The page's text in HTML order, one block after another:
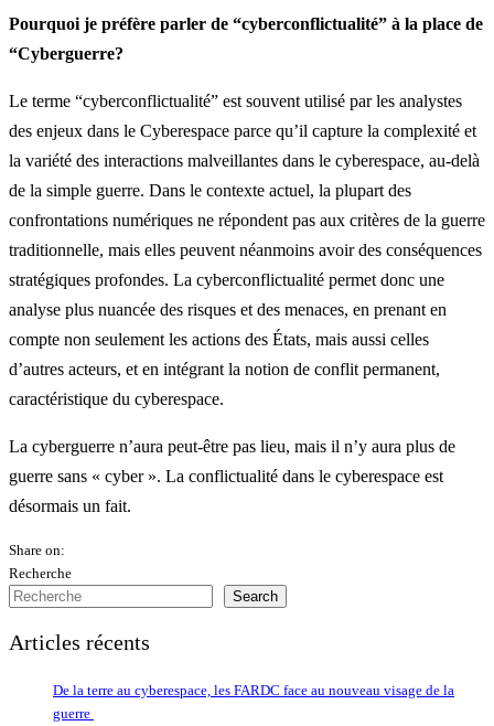
Pourquoi je préfère parler de “cyberconflictualité” à la place de
“Cyberguerre?
Le terme “cyberconflictualité” est souvent utilisé par les analystes
des enjeux dans le Cyberespace parce qu’il capture la complexité et
la variété des interactions malveillantes dans le cyberespace, au-delà
de la simple guerre. Dans le contexte actuel, la plupart des
confrontations numériques ne répondent pas aux critères de la guerre
traditionnelle, mais elles peuvent néanmoins avoir des conséquences
stratégiques profondes. La cyberconflictualité permet donc une
analyse plus nuancée des risques et des menaces, en prenant en
compte non seulement les actions des États, mais aussi celles
d’autres acteurs, et en intégrant la notion de conflit permanent,
caractéristique du cyberespace.
La cyberguerre n’aura peut-être pas lieu, mais il n’y aura plus de
guerre sans « cyber ». La conflictualité dans le cyberespace est
désormais un fait.
Share on:
Recherche
Search
Articles récents
De la terre au cyberespace, les FARDC face au nouveau visage de la
guerre